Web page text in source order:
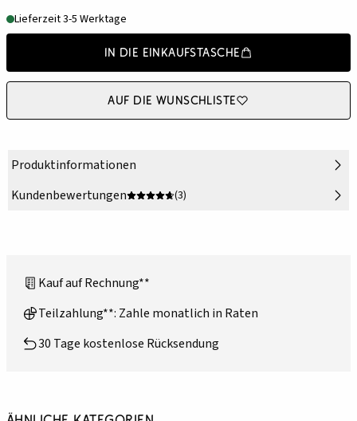
Lieferzeit 3-5 Werktage
In die Einkaufstasche
Auf die Wunschliste
Produktinformationen
Kundenbewertungen
(3)
Kauf auf Rechnung**
Teilzahlung**: Zahle monatlich in Raten
30 Tage kostenlose Rücksendung